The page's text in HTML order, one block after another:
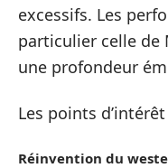
excessifs. Les
particulier celle de
une profondeur
Les points
Réinvention du